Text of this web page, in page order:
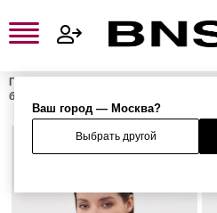
Ваш город — Москва?
Выбрать другой
Главная
белье